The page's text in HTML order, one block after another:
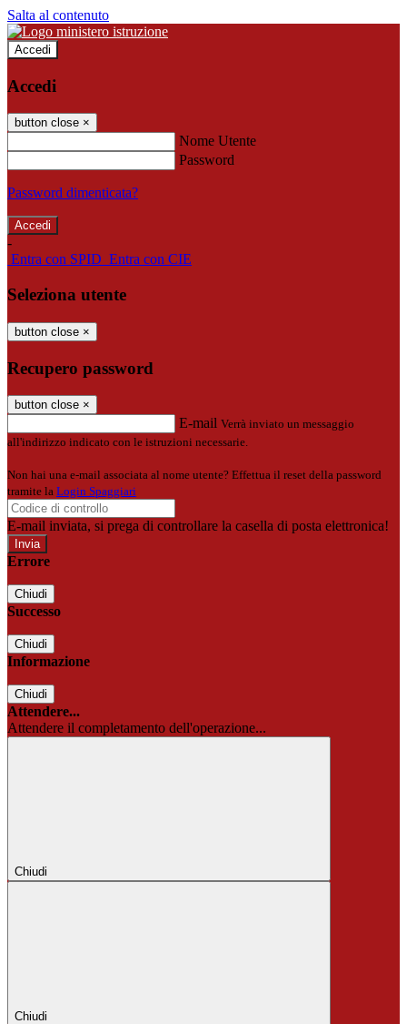
Salta al contenuto
Accedi
Accedi
button close ×
Nome Utente
Password
Password dimenticata?
-
Entra con SPID Entra con CIE
Seleziona utente
button close ×
Recupero password
button close ×
E-mail Verrà inviato un messaggio
all'indirizzo indicato con le istruzioni necessarie.
Non hai una e-mail associata al nome utente? Effettua il reset della password
tramite la Login Spaggiari
E-mail inviata, si prega di controllare la casella di posta elettronica!
Errore
Chiudi
Successo
Chiudi
Informazione
Chiudi
Attendere...
Attendere il completamento dell'operazione...
Chiudi
Chiudi